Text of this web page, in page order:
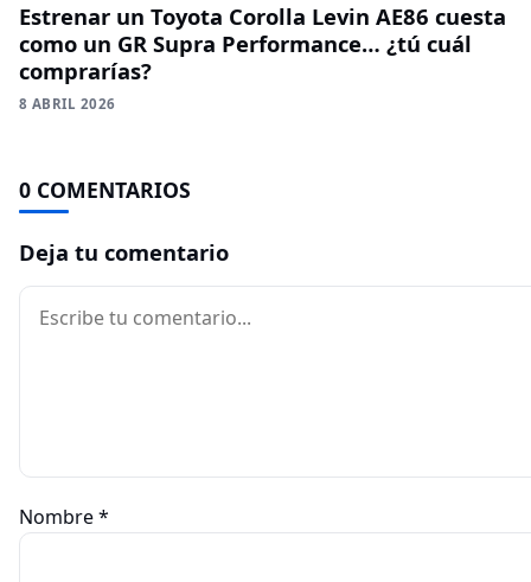
Estrenar un Toyota Corolla Levin AE86 cuesta
como un GR Supra Performance… ¿tú cuál
comprarías?
8 ABRIL 2026
0 COMENTARIOS
Deja tu comentario
Comentario
Nombre*